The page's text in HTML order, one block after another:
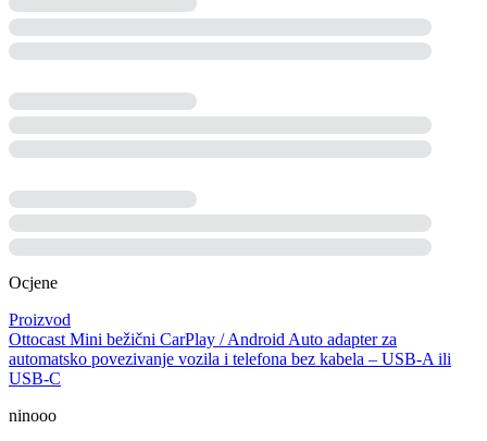
Ocjene
Proizvod
Ottocast Mini bežični CarPlay / Android Auto adapter za
automatsko povezivanje vozila i telefona bez kabela – USB-A ili
USB-C
ninooo